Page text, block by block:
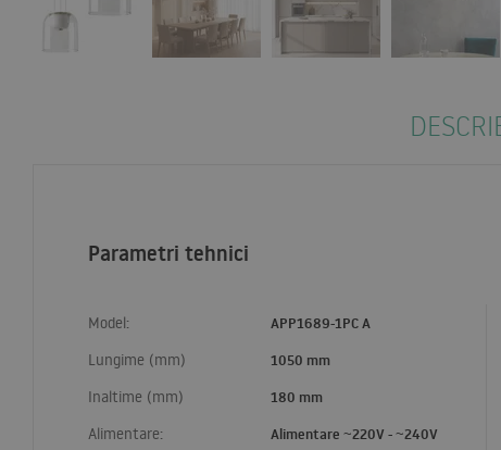
Parametri tehnici
Model: APP1689-1PC A
Lungime (mm)
1050 mm
Inaltime (mm)
180 mm
Alimentare:
Alimentare ~220V - ~240V